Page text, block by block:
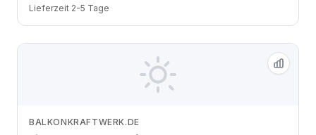
Lieferzeit 2-5 Tage
Zum Angebot
BALKONKRAFTWERK.DE